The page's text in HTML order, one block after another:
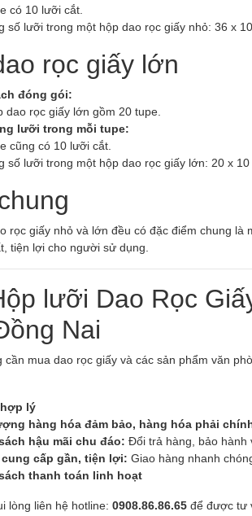
có 10 lưỡi cắt.
số lưỡi trong một hộp dao rọc giấy nhỏ: 36 x
rọc giấy lớn
đóng gói:
dao rọc giấy lớn gồm 20 tupe.
lưỡi trong mỗi tupe:
cũng có 10 lưỡi cắt.
số lưỡi trong một hộp dao rọc giấy lớn: 20 x 10
rọc giấy nhỏ và lớn đều có đặc điểm chung
tiện lợi cho người sử dụng.
lưỡi Dao Rọc
Nai
cần mua dao rọc giấy và các sản phẩm văn
lý
hàng hóa đảm bảo, hàng hóa phải
hậu mãi chu đáo: Đổi trả hàng, bảo hành
cấp gần, tiện lợi: Giao hàng nhanh
thanh toán linh hoạt
lòng liên hệ hotline: 0908.86.86.65 để được tư